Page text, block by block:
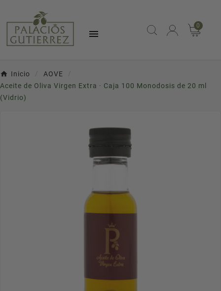

0
Inicio
AOVE
Aceite de Oliva Virgen Extra · Caja 100 Monodosis de 20 ml
(Vidrio)